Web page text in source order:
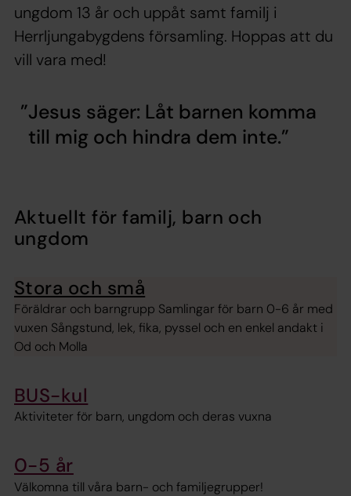
ungdom 13 år och uppåt samt familj i
Herrljungabygdens församling. Hoppas att du
vill vara med!
Jesus säger: Låt barnen komma
till mig och hindra dem inte.
Aktuellt för familj, barn och
ungdom
Stora och små
Föräldrar och barngrupp Samlingar för barn 0-6 år med
vuxen Sångstund, lek, fika, pyssel och en enkel andakt i
Od och Molla
BUS-kul
Aktiviteter för barn, ungdom och deras vuxna
0-5 år
Välkomna till våra barn- och familjegrupper!